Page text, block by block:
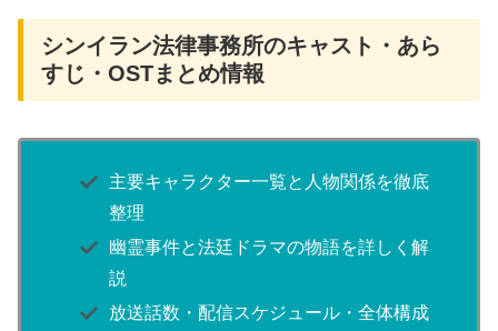
シンイラン法律事務所のキャスト・あら
すじ・OSTまとめ情報
主要キャラクター一覧と人物関係を徹底
整理
幽霊事件と法廷ドラマの物語を詳しく解
説
放送話数・配信スケジュール・全体構成